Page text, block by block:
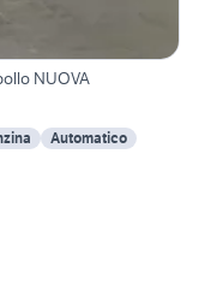
NUOVA
Automatico